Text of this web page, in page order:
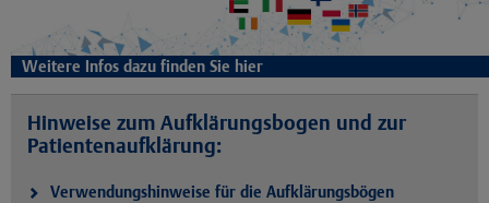
Weitere Infos dazu finden Sie hier
Hinweise zum Aufklärungsbogen und zur
Patientenaufklärung:
Verwendungshinweise für die Aufklärungsbögen